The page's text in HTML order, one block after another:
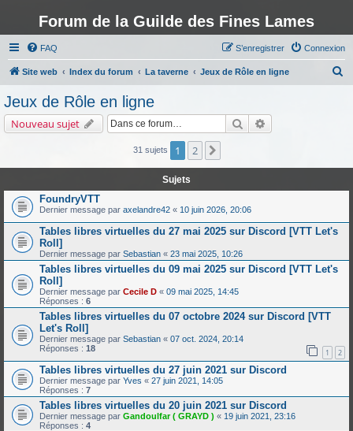
Forum de la Guilde des Fines Lames
FAQ Connexion
S’enregistrer
Site web Index du forum La taverne Jeux de Rôle en ligne
e
Jeux de Rôle en ligne
Nouveau sujet Rechercher
31 sujets 1 2
Sujets
FoundryVTT
Dernier message par axelandre42 « 10 juin 2026, 20:06
Tables libres virtuelles du 27 mai 2025 sur Discord [VTT Let's
Roll]
Dernier message par Sebastian « 23 mai 2025, 10:26
Tables libres virtuelles du 09 mai 2025 sur Discord [VTT Let's
Roll]
Dernier message par Cecile D « 09 mai 2025, 14:45
Réponses : 6
Tables libres virtuelles du 07 octobre 2024 sur Discord [VTT
Let's Roll]
Dernier message par Sebastian « 07 oct. 2024, 20:14
Réponses : 18 1 2
Tables libres virtuelles du 27 juin 2021 sur Discord
Dernier message par Yves « 27 juin 2021, 14:05
Réponses : 7
Tables libres virtuelles du 20 juin 2021 sur Discord
Dernier message par Gandoulfar ( GRAYD ) « 19 juin 2021, 23:16
Réponses : 4